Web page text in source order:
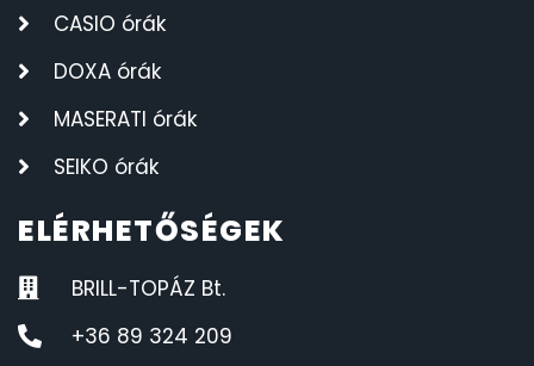
CASIO órák
DOXA órák
MASERATI órák
SEIKO órák
ELÉRHETŐSÉGEK
BRILL-TOPÁZ Bt.
+36 89 324 209